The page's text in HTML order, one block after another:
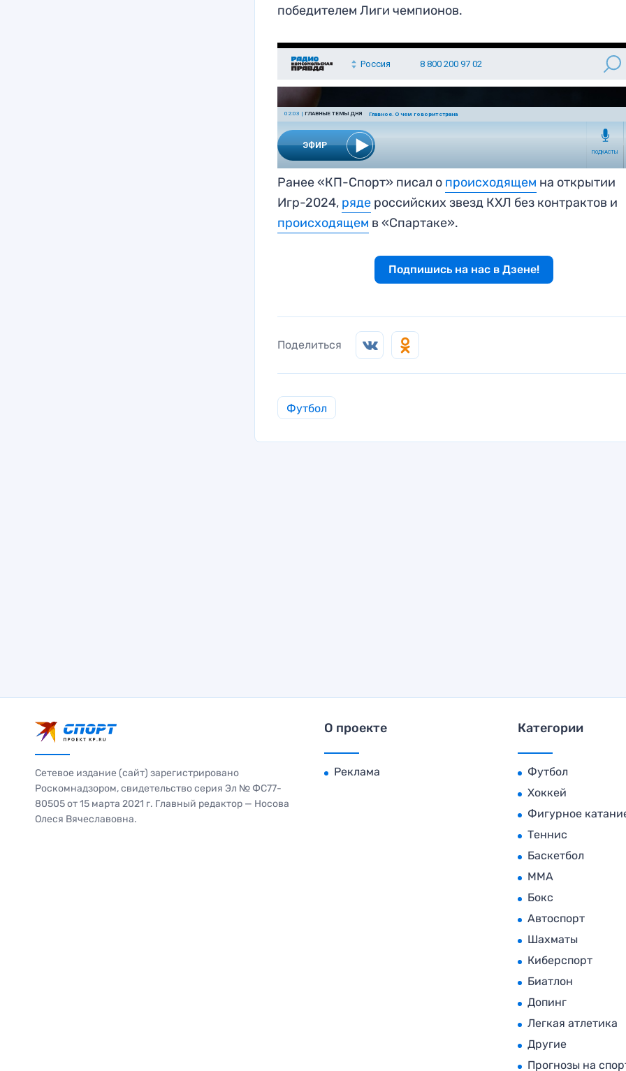
победителем Лиги чемпионов.
Ранее «КП-Спорт» писал о происходящем на открытии
Игр-2024, ряде российских звезд КХЛ без контрактов и
происходящем в «Спартаке».
Подпишись на нас в Дзене!
Поделиться
Футбол
Сетевое издание (сайт) зарегистрировано
Роскомнадзором, свидетельство серия Эл № ФС77-
80505 от 15 марта 2021 г. Главный редактор — Носова
Олеся Вячеславовна.
О проекте
Реклама
Категории
Футбол
Хоккей
Фигурное
Теннис
Баскетбол
MMA
Бокс
Автоспорт
Шахматы
Киберспорт
Биатлон
Допинг
Легкая атлетика
Другие
Прогнозы на